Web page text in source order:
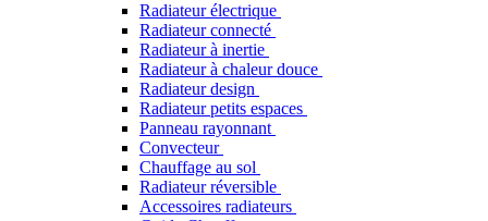
Radiateur électrique
Radiateur connecté
Radiateur à inertie
Radiateur à chaleur douce
Radiateur design
Radiateur petits espaces
Panneau rayonnant
Convecteur
Chauffage au sol
Radiateur réversible
Accessoires radiateurs